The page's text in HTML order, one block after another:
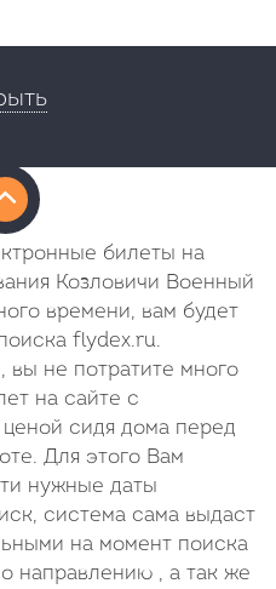
билеты на
Козловичи Военный
времени, вам будет
flydex.ru.
вы не потратите много
на сайте с
сидя дома перед
Для этого Вам
нужные даты
система сама выдаст
на момент поиска
направлению , а так же